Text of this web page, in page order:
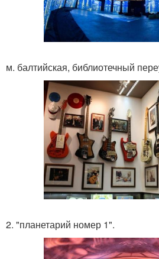
м. балтийская, библиотечный
2. "планетарий номер 1".